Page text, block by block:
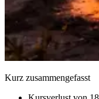
Kurz zusammengefasst